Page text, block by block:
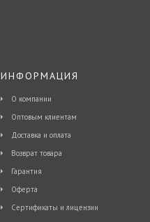
ИНФОРМАЦИЯ
О компании
Оптовым клиентам
Доставка и оплата
Возврат товара
Гарантия
Оферта
Сертификаты и лицензии